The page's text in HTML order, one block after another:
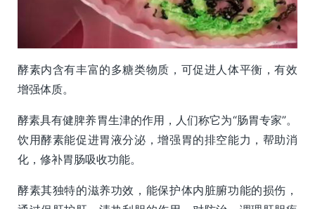
酵素内含有丰富的多糖类物质，可促进人体平衡，有效
增强体质。
酵素具有健脾养胃生津的作用，人们称它为“肠胃专家”。
饮用酵素能促进胃液分泌，增强胃的排空能力，帮助消
化，修补胃肠吸收功能。
酵素其独特的滋养功效，能保护体内脏腑功能的损伤，